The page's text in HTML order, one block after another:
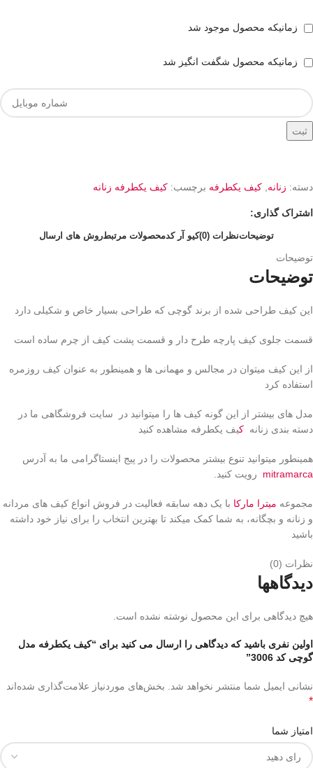
زمانیکه محصول موجود شد
زمانیکه محصول شگفت انگیز شد
ثبت
دسته: زنانه کیف یکطرفه برچسب: کیف یکطرفه زنانه
اشتراک گذاری:
توضیحاتنظرات (0) کیو آر کدمحصولات مرتبطروش های ارسال
توضیحات
توضیحات
این کیف طراحی شده از برند گوچی که طراحی بسیار خاص و شکیلی دارد
قسمت جلوی کیف پارچه طرح دار و قسمت پشت کیف از چرم ساده است
از این کیف میتوان در مجالس و مهمانی ها و همینطور به عنوان کیف روزمره
استفاده کرد
مدل های بیشتر از این گونه کیف ها را میتوانید در سایت فروشگاهی ما در
دسته بندی زنانه کیف یکطرفه مشاهده کنید
همینطور میتوانید تنوع بیشتر محصولات را در پیج اینستاگرامی ما به آدرس
mitramarca رویت کنید.
مجموعه میترا مارکا با یک دهه سابقه فعالیت در فروش انواع کیف های مردانه
و زنانه و بچگانه، به شما کمک میکند تا بهترین انتخاب را برای نیاز خود داشته
باشید
نظرات (0)
دیدگاهها
هیچ دیدگاهی برای این محصول نوشته نشده است.
اولین نفری باشید که دیدگاهی را ارسال می کنید برای “کیف یکطرفه مدل
گوچی کد 3006”
نشانی ایمیل شما منتشر نخواهد شد. بخش‌های موردنیاز علامت‌گذاری شده‌اند
*
امتیاز شما